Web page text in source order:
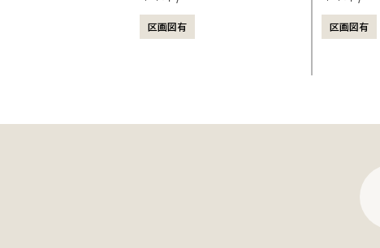
区画図有 区画図有